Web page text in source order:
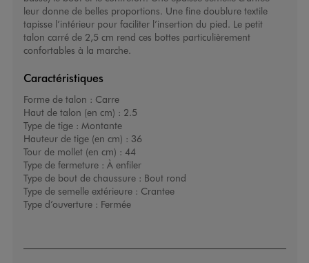
leur donne de belles proportions. Une fine doublure textile
tapisse l’intérieur pour faciliter l’insertion du pied. Le petit
talon carré de 2,5 cm rend ces bottes particulièrement
confortables à la marche.
Caractéristiques
Forme de talon : Carre
Haut de talon (en cm) : 2.5
Type de tige : Montante
Hauteur de tige (en cm) : 36
Tour de mollet (en cm) : 44
Type de fermeture : À enfiler
Type de bout de chaussure : Bout rond
Type de semelle extérieure : Crantee
Type d’ouverture : Fermée